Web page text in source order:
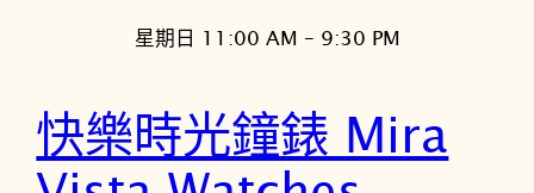
星期日 11:00 AM – 9:30 PM
快樂時光鐘錶 Mira